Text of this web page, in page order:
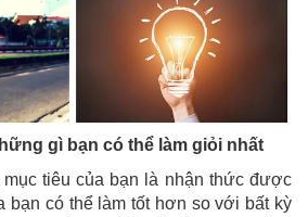
gì bạn có thể làm giỏi nhất
mục tiêu của bạn là nhận thức được
bạn có thể làm tốt hơn so với bất kỳ